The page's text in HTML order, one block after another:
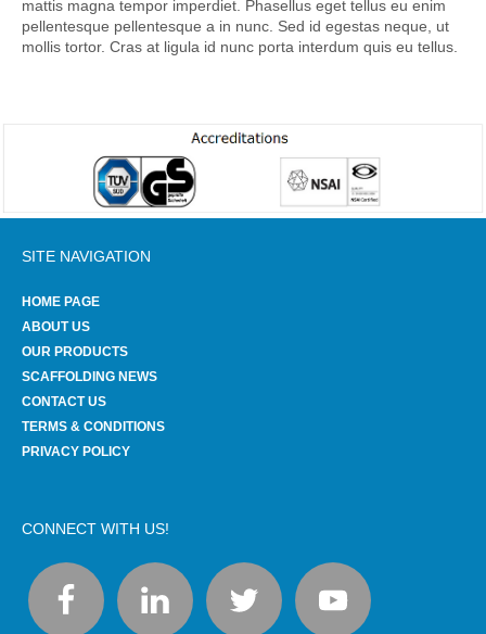
mattis magna tempor imperdiet. Phasellus eget tellus eu enim
pellentesque pellentesque a in nunc. Sed id egestas neque, ut
mollis tortor. Cras at ligula id nunc porta interdum quis eu tellus.
SITE NAVIGATION
HOME PAGE
ABOUT US
OUR PRODUCTS
SCAFFOLDING NEWS
CONTACT US
TERMS & CONDITIONS
PRIVACY POLICY
CONNECT WITH US!